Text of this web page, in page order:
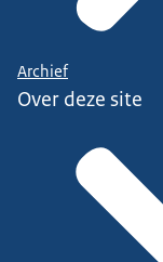
Archief
Over deze site